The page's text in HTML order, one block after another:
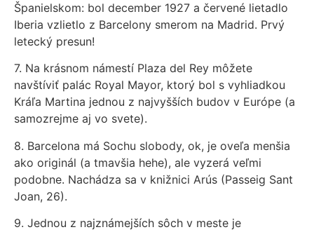
Španielskom: bol december 1927 a červené lietadlo
Iberia vzlietlo z Barcelony smerom na Madrid. Prvý
letecký presun!
7. Na krásnom námestí Plaza del Rey môžete
navštíviť palác Royal Mayor, ktorý bol s vyhliadkou
Kráľa Martina jednou z najvyšších budov v Európe (a
samozrejme aj vo svete).
8. Barcelona má Sochu slobody, ok, je oveľa menšia
ako originál (a tmavšia hehe), ale vyzerá veľmi
podobne. Nachádza sa v knižnici Arús (Passeig Sant
Joan, 26).
9. Jednou z najznámejších sôch v meste je